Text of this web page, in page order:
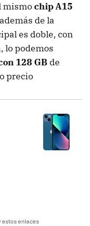
mismochip A15
de la
es doble, con
lo podemos
128 GB de
precio
estos enlaces